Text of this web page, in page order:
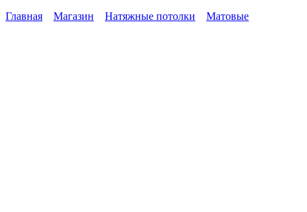
Главная
Магазин Натяжные потолки Матовые